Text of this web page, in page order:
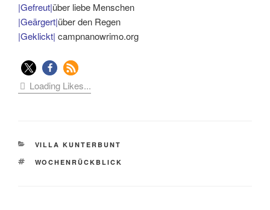
|Gefreut|über liebe Menschen
|Geärgert|über den Regen
|Geklickt| campnanowrimo.org
Loading Likes...
KATEGORIEN
VILLA KUNTERBUNT
SCHLAGWÖRTER
WOCHENRÜCKBLICK